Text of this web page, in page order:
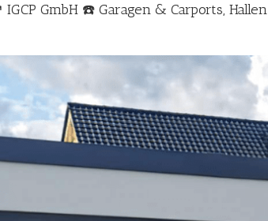
GmbH ☎️ Garagen & Carports, Hallen